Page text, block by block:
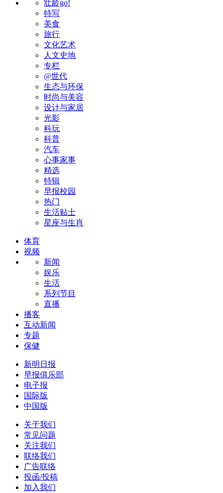
壮龄go!
特写
美食
旅行
文化艺术
人文史地
专栏
@世代
生态与环保
时尚与美容
设计与家居
光影
科玩
科普
汽车
心事家事
精选
特辑
早报校园
热门
生活贴士
星座与生肖
体育
视频
新闻
娱乐
生活
系列节目
直播
播客
互动新闻
专题
保健
新明日报
早报俱乐部
电子报
国际版
中国版
关于我们
常见问题
关注我们
联络我们
广告联络
投函/投稿
加入我们